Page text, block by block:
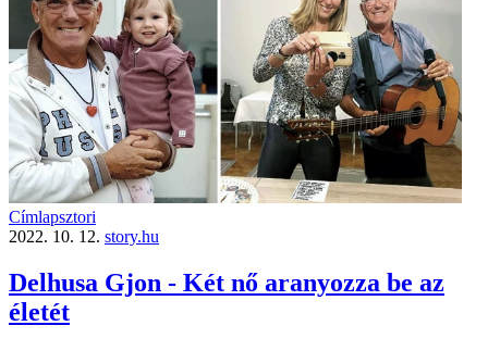
Címlapsztori
2022. 10. 12. story.hu
Delhusa Gjon - Két nő aranyozza be az
életét